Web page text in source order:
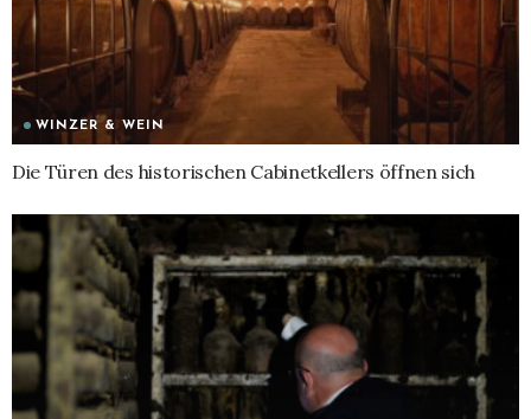
WINZER & WEIN
Die Türen des historischen Cabinetkellers öffnen sich